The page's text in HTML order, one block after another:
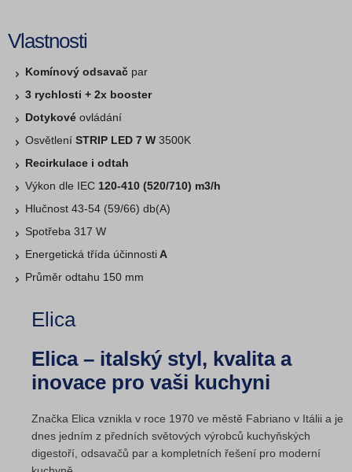
Vlastnosti
Komínový odsavač par
3 rychlosti + 2x booster
Dotykové ovládání
Osvětlení STRIP LED 7 W 3500K
Recirkulace i odtah
Výkon dle IEC 120-410 (520/710) m3/h
Hlučnost 43-54 (59/66) db(A)
Spotřeba 317 W
Energetická třída účinnosti A
Průměr odtahu 150 mm
Elica
Elica – italský styl, kvalita a
inovace pro vaši kuchyni
Značka Elica vznikla v roce 1970 ve městě Fabriano v Itálii a je
dnes jedním z předních světových výrobců kuchyňských
digestoří, odsavačů par a kompletních řešení pro moderní